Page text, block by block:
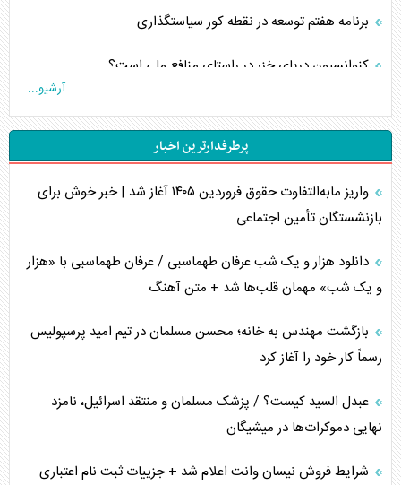
برنامه هفتم توسعه در نقطه کور سیاستگذاری
کنوانسیون دریای خزر در راستای منافع ملی است؟
اوکراین بازوی مخرب آمریکا در غرب آسیا
اهمیت راهبردی اردن برای آمریکا
پیام، ظرفیت بالفعل‌نشده تجارت ایران
ترامپ و توهم خلع سلاح حماس
چرا کویت به دنبال شریک امنیتی جدید است؟
خطای راهبردی ترامپ مقابل برزیل
متن و حاشیه سفر نتانیاهو به آمریکا
آرشیو...
پرطرفدارترین اخبار
واریز مابه‌التفاوت حقوق فروردین ۱۴۰۵ آغاز شد | خبر خوش برای
بازنشستگان تأمین اجتماعی
دانلود هزار و یک شب عرفان طهماسبی / عرفان طهماسبی با «هزار
و یک شب» مهمان قلب‌ها شد + متن آهنگ
بازگشت مهندس به خانه؛ محسن مسلمان در تیم امید پرسپولیس
رسماً کار خود را آغاز کرد
عبدل السید کیست؟ / پزشک مسلمان و منتقد اسرائیل، نامزد
نهایی دموکرات‌ها در میشیگان
شرایط فروش نیسان وانت اعلام شد + جزییات ثبت نام اعتباری